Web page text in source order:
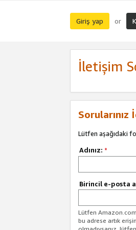
Giriş yap or
İletişim
Sorularınız
Lütfen aşağıdaki
Adınız: *
Birincil e-posta
Lütfen
bu adrese artık